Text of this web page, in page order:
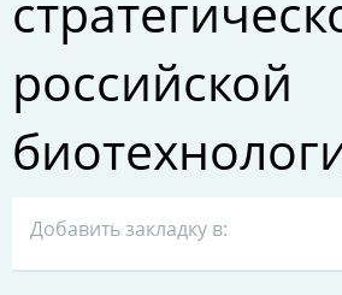
Добавить закладку в: